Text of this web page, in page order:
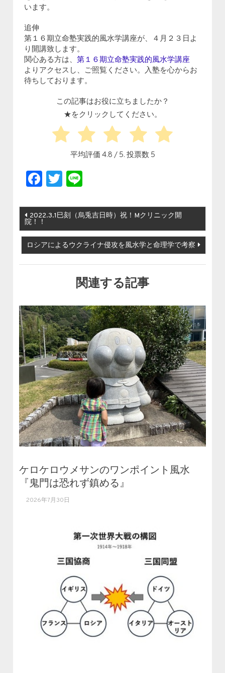
います。
追伸
第１６期立命塾実践的風水学講座が、４月２３日よ
り開講致します。
関心ある方は、第１６期立命塾実践的風水学講座
よりアクセスし、ご照覧ください。入塾を心からお
待ちしております。
この記事はお役に立ちましたか？
★をクリックしてください。
平均評価 4.8 / 5. 投票数 5
Facebook
Twitter
投稿ナビゲーション
2022.3.1巳刻（烏兎吉日時）祝！Mクリニック開
院！！
ロシアによるウクライナ侵攻を風水学と命理学で考察
関連する記事
ケロケロウメサンのワンポイント風水
『鬼門は恐れず鎮める』
2026年7月30日